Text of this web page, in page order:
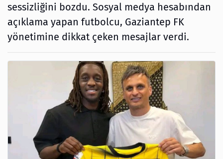
sessizliğini bozdu. Sosyal medya hesabından
açıklama yapan futbolcu, Gaziantep FK
yönetimine dikkat çeken mesajlar verdi.